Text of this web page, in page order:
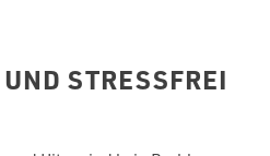
STRESSFREI